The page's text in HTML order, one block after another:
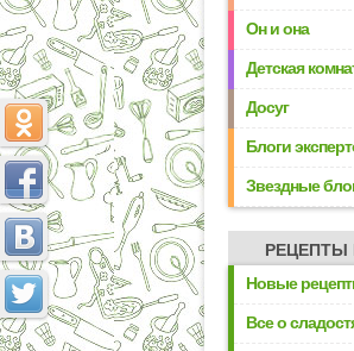
Он и она
Детская
Досуг
Блоги
Звездные
Новые
Все о